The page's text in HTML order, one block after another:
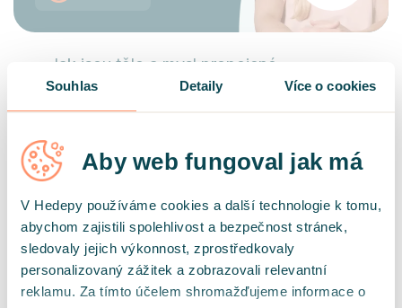
Souhlas Detaily Více o cookies
Aby web fungoval jak má
V Hedepy používáme cookies a další technologie k tomu,
abychom zajistili spolehlivost a bezpečnost stránek,
sledovaly jejich výkonnost, zprostředkovaly
personalizovaný zážitek a zobrazovali relevantní
reklamu. Za tímto účelem shromažďujeme informace o
Jak jsou tělo a mysl propojené
Co je to interocepce a k čemu ji můžeme
využít
těla a mysli
Co se v našem těle v různých situacích děje
Zobrazit celé